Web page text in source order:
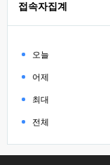
접속자집계
오늘
어제
최대
전체